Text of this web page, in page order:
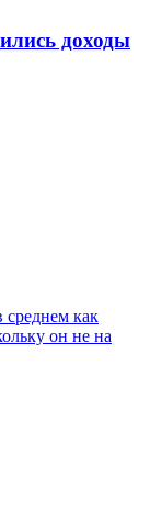
доходы
как
он не на